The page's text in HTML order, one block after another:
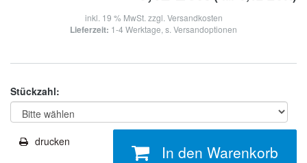
inkl. 19 % MwSt. zzgl. Versandkosten
Lieferzeit: 1-4 Werktage, s. Versandoptionen
Stückzahl:
drucken
In den Warenkorb